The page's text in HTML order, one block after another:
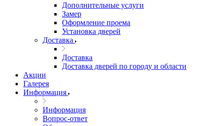
Дополнительные услуги
Замер
Оформление проема
Установка дверей
Доставка
Доставка
Доставка дверей по городу и области
Акции
Галерея
Информация
Информация
Вопрос-ответ